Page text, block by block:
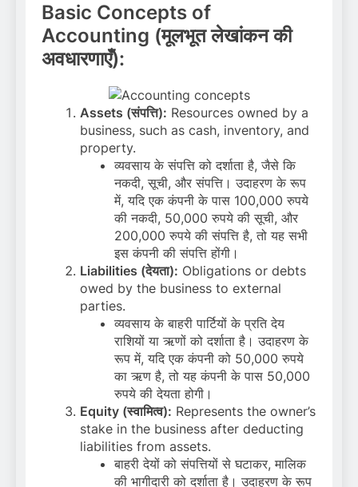
Basic Concepts of
Accounting (मूलभूत लेखांकन की
अवधारणाएँ):
Assets (संपत्ति): Resources owned by a
business, such as cash, inventory, and
property.
व्यवसाय के संपत्ति को दर्शाता है, जैसे कि
नकदी, सूची, और संपत्ति। उदाहरण के रूप
में, यदि एक कंपनी के पास 100,000 रुपये
की नकदी, 50,000 रुपये की सूची, और
200,000 रुपये की संपत्ति है, तो यह सभी
इस कंपनी की संपत्ति होंगी।
Liabilities (देयता): Obligations or debts
owed by the business to external
parties.
व्यवसाय के बाहरी पार्टियों के प्रति देय
राशियों या ऋणों को दर्शाता है। उदाहरण के
रूप में, यदि एक कंपनी को 50,000 रुपये
का ऋण है, तो यह कंपनी के पास 50,000
रुपये की देयता होगी।
Equity (स्वामित्व): Represents the owner’s
stake in the business after deducting
liabilities from assets.
बाहरी देयों को संपत्तियों से घटाकर, मालिक
की भागीदारी को दर्शाता है। उदाहरण के रूप